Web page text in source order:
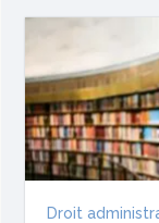
Droit